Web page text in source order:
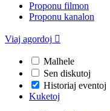
Proponu filmon
Proponu kanalon
Viaj agordoj 
Malhele
Sen diskutoj
Historiaj eventoj
Kuketoj